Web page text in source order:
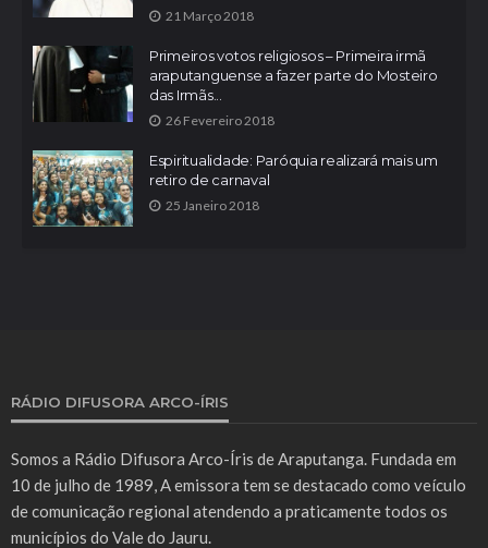
21 Março 2018
Primeiros votos religiosos – Primeira irmã
araputanguense a fazer parte do Mosteiro
das Irmãs...
26 Fevereiro 2018
Espiritualidade: Paróquia realizará mais um
retiro de carnaval
25 Janeiro 2018
RÁDIO DIFUSORA ARCO-ÍRIS
Somos a Rádio Difusora Arco-Íris de Araputanga. Fundada em
10 de julho de 1989, A emissora tem se destacado como veículo
de comunicação regional atendendo a praticamente todos os
municípios do Vale do Jauru.